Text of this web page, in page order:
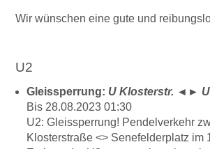
Wir wünschen eine gute und
U2
Gleissperrung: U Klosterstr. ◄►
Bis 28.08.2023 01:30
U2: Gleissperrung! Pendelverkehr
Klosterstraße <> Senefelderplatz im